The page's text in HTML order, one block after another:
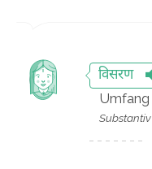
विसरण
Umfang